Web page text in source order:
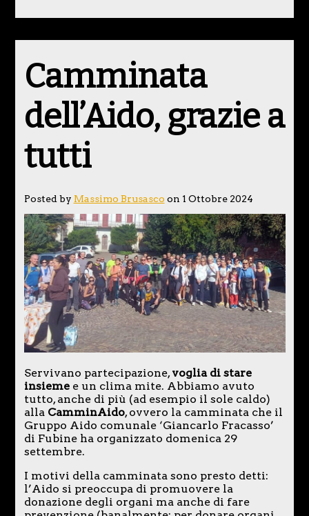
Camminata
dell’Aido, grazie a
tutti
Posted by Massimo Brusasco on 1 Ottobre 2024
Servivano partecipazione,voglia di stare
insiemee un clima mite. Abbiamo avuto
tutto, anche di più (ad esempio il sole caldo)
alla CamminAido, ovvero la camminata che il
Gruppo Aido comunale ‘Giancarlo Fracasso’
di Fubine ha organizzato domenica 29
settembre.
I motivi della camminata sono presto detti:
l’Aido si preoccupa di promuovere la
donazione degli organi ma anche di fare